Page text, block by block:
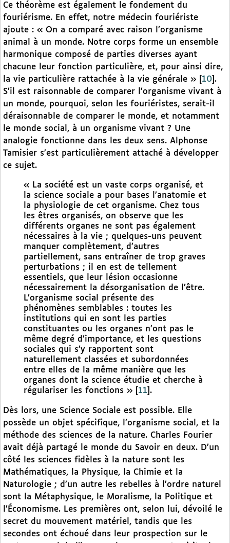
Ce théorème est également le fondement du
fouriérisme. En effet, notre médecin fouriériste
ajoute : « On a comparé avec raison l’organisme
animal à un monde. Notre corps forme un ensemble
harmonique composé de parties diverses ayant
chacune leur fonction particulière, et, pour ainsi dire,
la vie particulière rattachée à la vie générale »
10 .
S’il est raisonnable de comparer l’organisme vivant à
un monde, pourquoi, selon les fouriéristes, serait-il
déraisonnable de comparer le monde, et notamment
le monde social, à un organisme vivant ? Une
analogie fonctionne dans les deux sens. Alphonse
Tamisier s’est particulièrement attaché à développer
ce sujet.
« La société est un vaste corps organisé, et
la science sociale a pour bases l’anatomie et
la physiologie de cet organisme. Chez tous
les êtres organisés, on observe que les
différents organes ne sont pas également
nécessaires à la vie ; quelques-uns peuvent
manquer complètement, d’autres
partiellement, sans entraîner de trop graves
perturbations ; il en est de tellement
essentiels, que leur lésion occasionne
nécessairement la désorganisation de l’être.
L’organisme social présente des
phénomènes semblables : toutes les
institutions qui en sont les parties
constituantes ou les organes n’ont pas le
même degré d’importance, et les questions
sociales qui s’y rapportent sont
naturellement classées et subordonnées
entre elles de la même manière que les
organes dont la science étudie et cherche à
régulariser les fonctions »
11 .
Dès lors, une Science Sociale est possible. Elle
possède un objet spécifique, l’organisme social, et la
méthode des sciences de la nature. Charles Fourier
avait déjà partagé le monde du Savoir en deux. D’un
côté les sciences fidèles à la nature sont les
Mathématiques, la Physique, la Chimie et la
Naturologie ; d’un autre les rebelles à l’ordre naturel
sont la Métaphysique, le Moralisme, la Politique et
l’Économisme. Les premières ont, selon lui, dévoilé le
secret du mouvement matériel, tandis que les
secondes ont échoué dans leur prospection sur le